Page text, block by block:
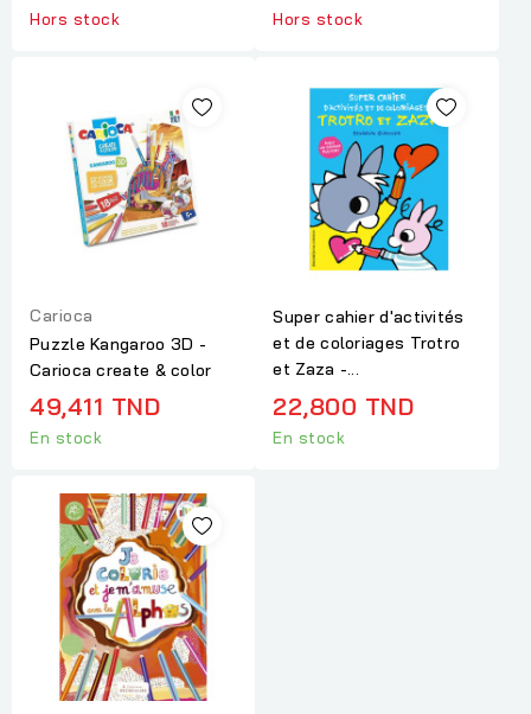
Hors stock Hors stock
Carioca
Puzzle Kangaroo 3D -
Carioca create & color
49,411 TND
En stock
Super cahier d'activités
et de coloriages Trotro
et Zaza -...
22,800 TND
En stock